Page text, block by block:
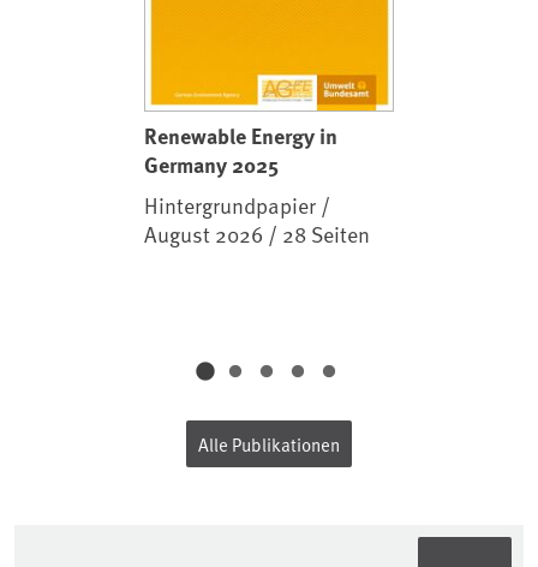
Renewable Energy in
Germany 2025
Hintergrundpapier /
August 2026 / 28 Seiten
Alle Publikationen